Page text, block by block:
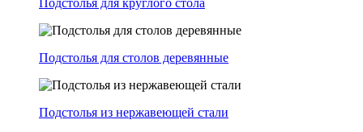
Подстолья для круглого стола
Подстолья для столов деревянные
Подстолья из нержавеющей стали